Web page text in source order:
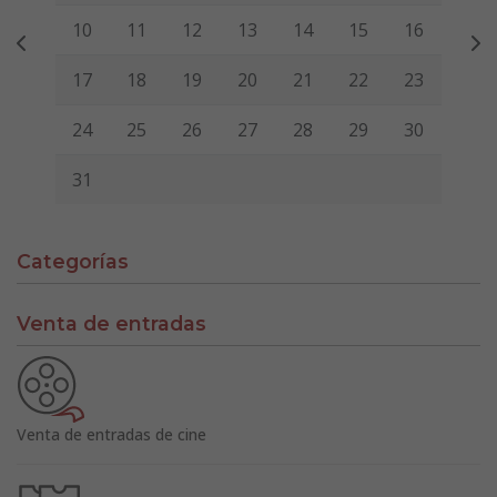
10 11 12 13 14 15 16
17 18 19 20 21 22 23
24 25 26 27 28 29 30
31
Categorías
Venta de entradas
Venta de entradas de cine